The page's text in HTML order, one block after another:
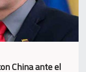
China ante el